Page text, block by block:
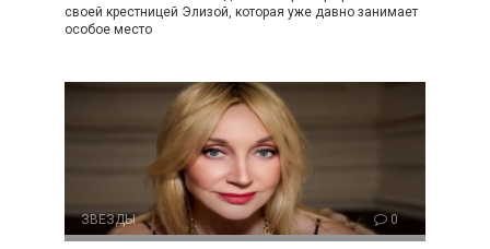
своей крестницей Элизой, которая уже давно занимает
особое место
ЗВЕЗДЫ 0